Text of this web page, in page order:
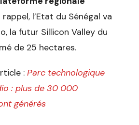
rappel, l’Etat du Sénégal va
la futur Sillicon Valley du
de 25 hectares.
: Parc technologique
: plus de 30 000
générés